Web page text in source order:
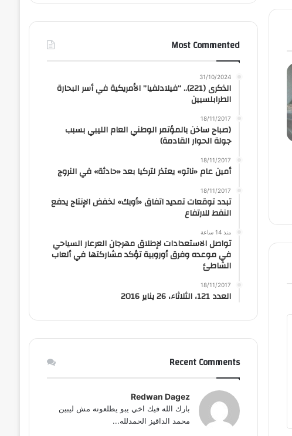
Most Commented
31/10/2024
الذكرى (221).. “فيلادلفيا” الأمريكية في أسر البحارة
الطرابلسيين
18/11/2017
(صباح ساخن بالمؤتمر الوطني العام الليبي بسبب
جولة الحوار القادمة)
18/11/2017
أمين عام «ناتو» يعتذر لتركيا بعد «حادثة» في النروج
18/11/2017
تبدد توقعات تمديد اتفاق «أوبك» لخفض الإنتاج يدفع
النفط للارتفاع
منذ 14 ساعة
تواصل الاستعدادات لإطلاق مهرجان العرعار السياحي
في موعده وفرق أوروبية تؤكد مشاركتها في ألعاب
الشاطئ
18/11/2017
العدد 121، الثلاثاء، 26 يناير 2016
Recent Comments
Redwan Dagez
بارك الله فيك اخي يبو يطلعونه مش ليبين
محمد الداقيز الحمدلله...